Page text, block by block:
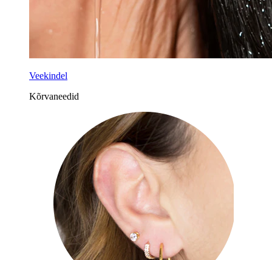
Veekindel
Kõrvaneedid